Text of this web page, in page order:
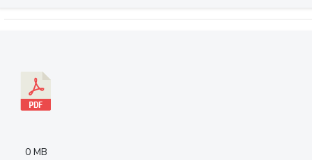
0 MB